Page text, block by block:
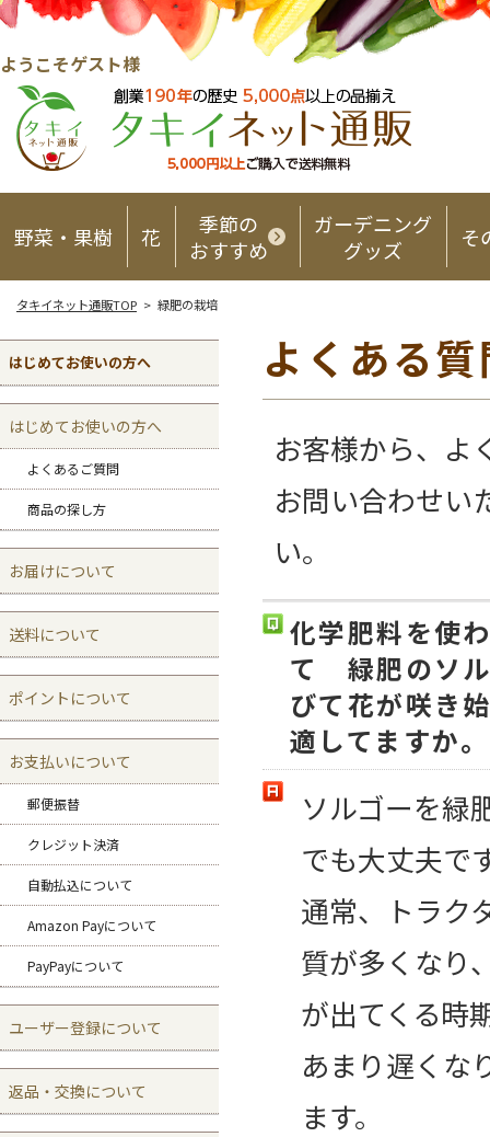
ようこそゲスト様
野菜・果樹 花
季節の
おすすめ
ガーデニング
グッズ
そ
タキイネット通販TOP > 緑肥の栽培
はじめてお使いの方へ
はじめてお使いの方へ
よくあるご質問
商品の探し方
お届けについて
送料について
ポイントについて
お支払いについて
郵便振替
クレジット決済
自動払込について
Amazon Payについて
PayPayについて
ユーザー登録について
返品・交換について
よくある
お客様から、よ
お問い合わせい
い。
化学肥料を使
て 緑肥のソル
びて花が咲き
適してますか。
ソルゴーを緑
でも大丈夫で
通常、トラク
質が多くなり
が出てくる時
あまり遅くな
ます。